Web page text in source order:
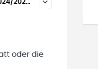
C-Jugend Bezirksoberliga Platzierungsrunde (Hallenrunde 2024/2025)
oder die